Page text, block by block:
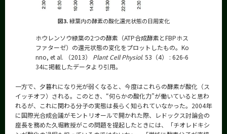
図3.緑葉内の酵素の酸化還元状態の日周変化
ホウレンソウ緑葉の2つの酵素（ATP合成酵素とFBPホス
ファターゼ）の還元状態の変化をプロットしたもの。Ko
nno, et al. （2013） Plant Cell Physiol. 53（4） : 626-6
34に掲載したデータより引用。
一方で、夕暮れになり光が弱くなると、今度はこれらの酵素が酸化（ス
イッチオフ）される。このとき、“何らかの酸化力”が働いていると思わ
れるが、これに関わる分子の実態は長らく知られていなかった。2004年
に国際光合成会議がモントリオールで開かれた際、レドックス討論会の
座長を務めた久堀教授がこの問題を提起したときには、「チオレドキシ